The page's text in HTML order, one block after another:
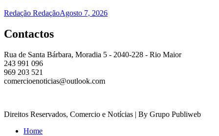
Redação RedaçãoAgosto 7, 2026
Contactos
Rua de Santa Bárbara, Moradia 5 - 2040-228 - Rio Maior
243 991 096
969 203 521
comercioenoticias@outlook.com
Direitos Reservados, Comercio e Notícias | By Grupo Publiweb
Home